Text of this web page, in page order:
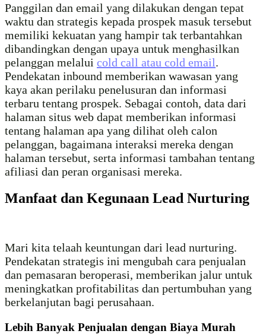
Panggilan dan email yang dilakukan dengan tepat
waktu dan strategis kepada prospek masuk tersebut
memiliki kekuatan yang hampir tak terbantahkan
dibandingkan dengan upaya untuk menghasilkan
pelanggan melalui cold call atau cold email.
Pendekatan inbound memberikan wawasan yang
kaya akan perilaku penelusuran dan informasi
terbaru tentang prospek. Sebagai contoh, data dari
halaman situs web dapat memberikan informasi
tentang halaman apa yang dilihat oleh calon
pelanggan, bagaimana interaksi mereka dengan
halaman tersebut, serta informasi tambahan tentang
afiliasi dan peran organisasi mereka.
Manfaat dan Kegunaan Lead Nurturing
Mari kita telaah keuntungan dari lead nurturing.
Pendekatan strategis ini mengubah cara penjualan
dan pemasaran beroperasi, memberikan jalur untuk
meningkatkan profitabilitas dan pertumbuhan yang
berkelanjutan bagi perusahaan.
Lebih Banyak Penjualan dengan Biaya Murah